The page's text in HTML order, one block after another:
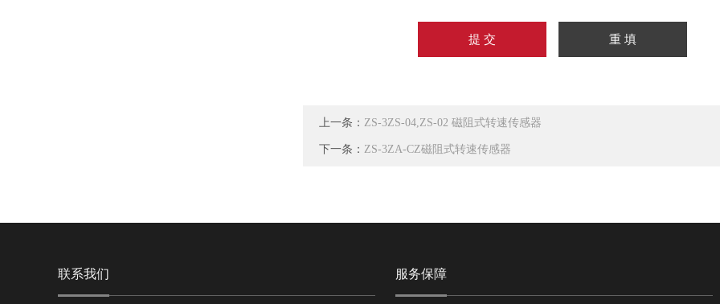
上一条： ZS-3ZS-04,ZS-02 磁阻式转速传感器
下一条： ZS-3ZA-CZ磁阻式转速传感器
联系我们 服务保障